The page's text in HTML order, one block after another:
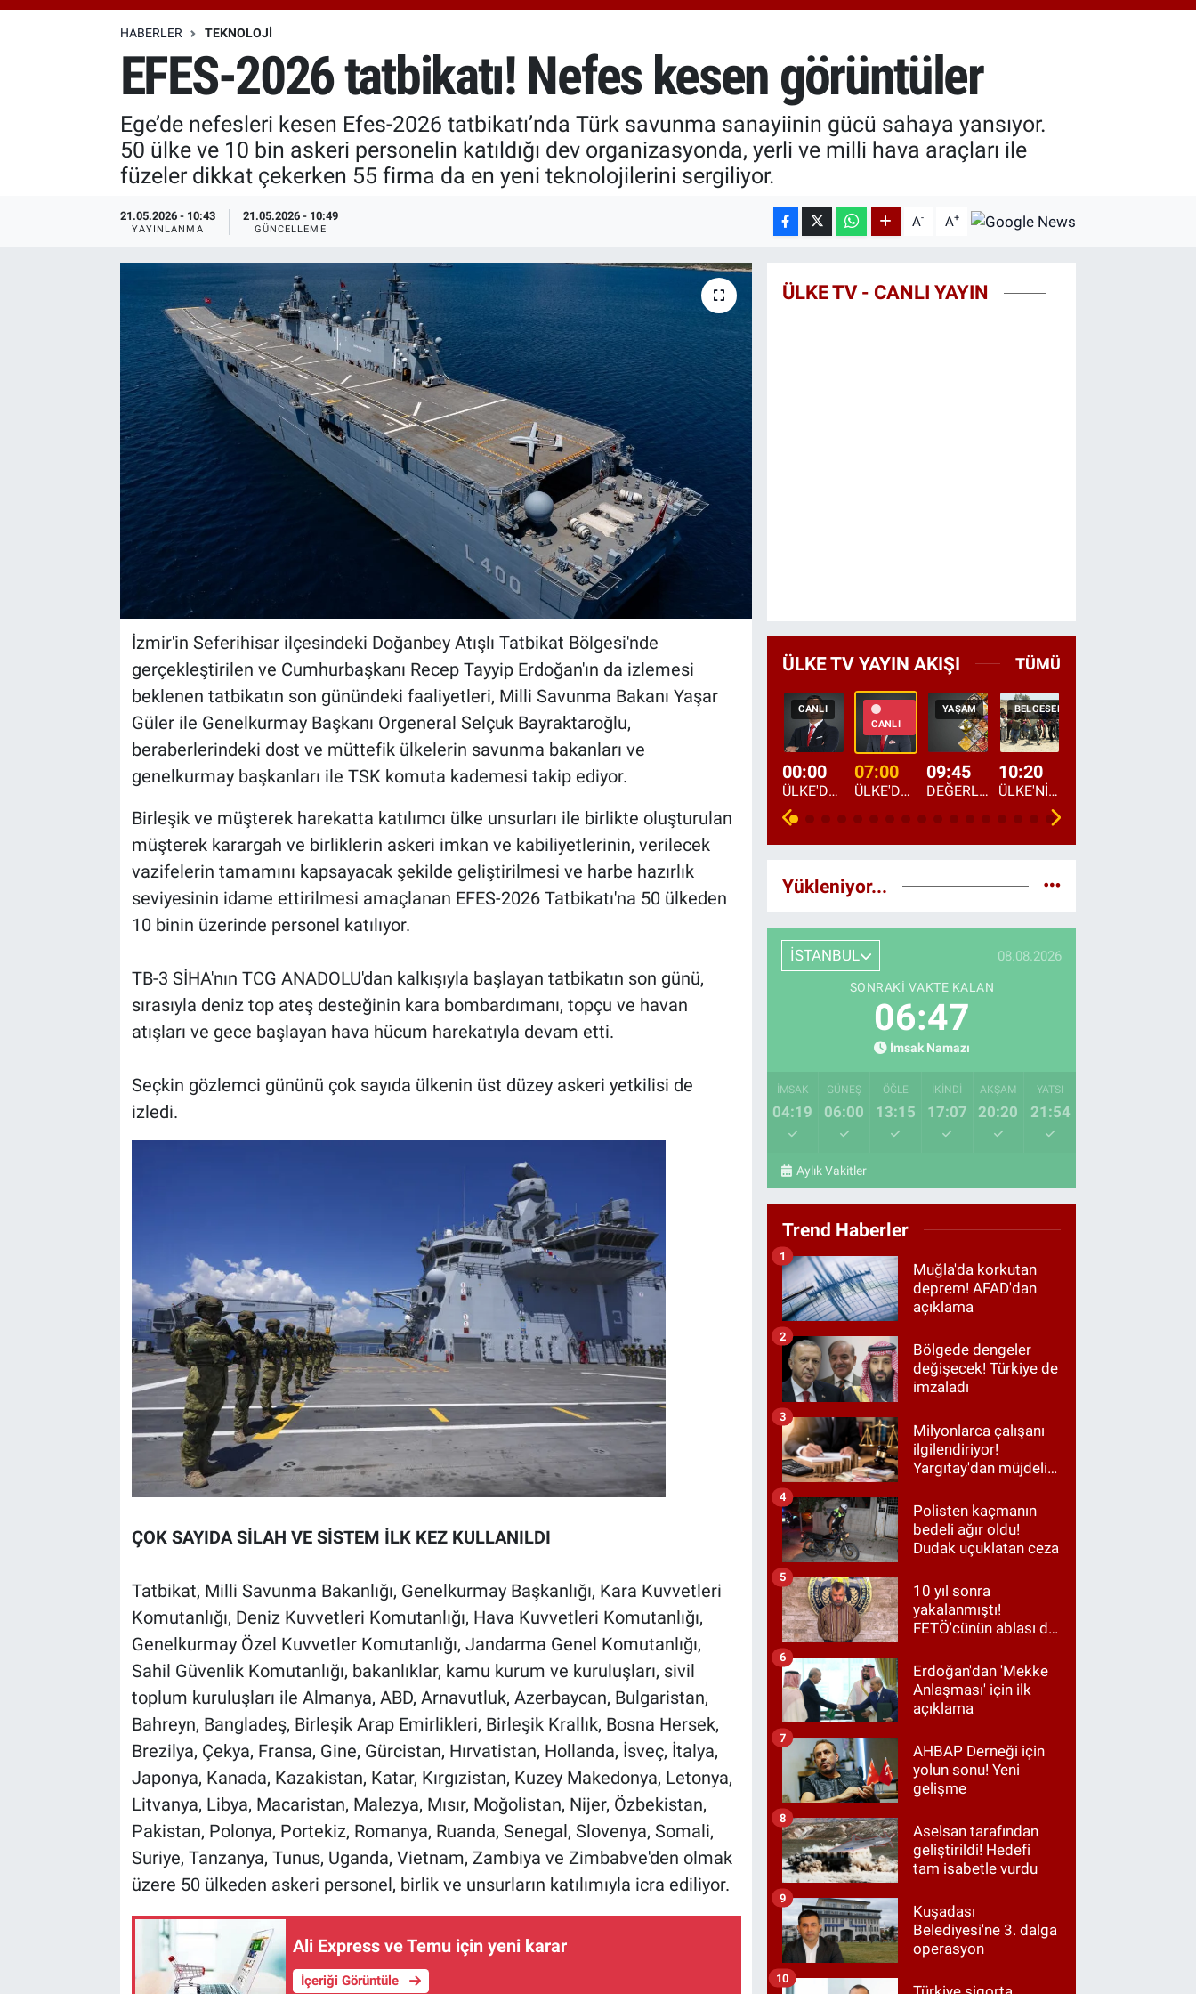
BİST100
13.779
%-14
HABERLER TEKNOLOJI
EFES-2026 tatbikatı! Nefes kesen görüntüler
Ege’de nefesleri kesen Efes-2026 tatbikatı’nda Türk savunma sanayiinin gücü sahaya yansıyor.
50 ülke ve 10 bin askeri personelin katıldığı dev organizasyonda, yerli ve milli hava araçları ile
füzeler dikkat çekerken 55 firma da en yeni teknolojilerini sergiliyor.
21.05.2026 - 10:43
YAYINLANMA
21.05.2026 - 10:49
GÜNCELLEME A- A+
İzmir'in Seferihisar ilçesindeki Doğanbey Atışlı Tatbikat Bölgesi'nde
gerçekleştirilen ve Cumhurbaşkanı Recep Tayyip Erdoğan'ın da izlemesi
beklenen tatbikatın son günündeki faaliyetleri, Milli Savunma Bakanı Yaşar
Güler ile Genelkurmay Başkanı Orgeneral Selçuk Bayraktaroğlu,
beraberlerindeki dost ve müttefik ülkelerin savunma bakanları ve
genelkurmay başkanları ile TSK komuta kademesi takip ediyor.
Birleşik ve müşterek harekatta katılımcı ülke unsurları ile birlikte oluşturulan
müşterek karargah ve birliklerin askeri imkan ve kabiliyetlerinin, verilecek
vazifelerin tamamını kapsayacak şekilde geliştirilmesi ve harbe hazırlık
seviyesinin idame ettirilmesi amaçlanan EFES-2026 Tatbikatı'na 50 ülkeden
10 binin üzerinde personel katılıyor.
TB-3 SİHA'nın TCG ANADOLU'dan kalkışıyla başlayan tatbikatın son günü,
sırasıyla deniz top ateş desteğinin kara bombardımanı, topçu ve havan
atışları ve gece başlayan hava hücum harekatıyla devam etti.
Seçkin gözlemci gününü çok sayıda ülkenin üst düzey askeri yetkilisi de
izledi.
ÇOK SAYIDA SİLAH VE SİSTEM İLK KEZ KULLANILDI
Tatbikat, Milli Savunma Bakanlığı, Genelkurmay Başkanlığı, Kara Kuvvetleri
Komutanlığı, Deniz Kuvvetleri Komutanlığı, Hava Kuvvetleri Komutanlığı,
Genelkurmay Özel Kuvvetler Komutanlığı, Jandarma Genel Komutanlığı,
Sahil Güvenlik Komutanlığı, bakanlıklar, kamu kurum ve kuruluşları, sivil
toplum kuruluşları ile Almanya, ABD, Arnavutluk, Azerbaycan, Bulgaristan,
Bahreyn, Bangladeş, Birleşik Arap Emirlikleri, Birleşik Krallık, Bosna Hersek,
Brezilya, Çekya, Fransa, Gine, Gürcistan, Hırvatistan, Hollanda, İsveç, İtalya,
Japonya, Kanada, Kazakistan, Katar, Kırgızistan, Kuzey Makedonya, Letonya,
Litvanya, Libya, Macaristan, Malezya, Mısır, Moğolistan, Nijer, Özbekistan,
Pakistan, Polonya, Portekiz, Romanya, Ruanda, Senegal, Slovenya, Somali,
Suriye, Tanzanya, Tunus, Uganda, Vietnam, Zambiya ve Zimbabve'den olmak
üzere 50 ülkeden askeri personel, birlik ve unsurların katılımıyla icra ediliyor.
Ali Express ve Temu için yeni karar
İçeriği Görüntüle
ÜLKE TV - CANLI YAYIN
ÜLKE TV YAYIN AKIŞI TÜMÜ
CANLI
00:00
ÜLKE'DE BU GECE
CANLI
07:00
ÜLKE'DE HAFTA SONU
YAŞAM
09:45
DEĞERLERİN DAVETİ
BELGESEL
10:20
ÜLKE'NİN ÇOCUKLARI
Yükleniyor...
İSTANBUL 08.08.2026
SONRAKI VAKTE KALAN
06:45
İmsak Namazı
İMSAK
04:19
GÜNEŞ
06:00
ÖĞLE
13:15
İKINDI
17:07
AKŞAM
20:20
YATSI
21:54
Aylık Vakitler
Trend Haberler
Muğla'da korkutan
deprem! AFAD'dan
açıklama
1
Bölgede dengeler
değişecek! Türkiye de
imzaladı
2
Milyonlarca çalışanı
ilgilendiriyor!
Yargıtay'dan müjdeli
3
Polisten kaçmanın
bedeli ağır oldu!
Dudak uçuklatan ceza
4
10 yıl sonra
yakalanmıştı!
FETÖ'cünün ablası da
5
Erdoğan'dan 'Mekke
Anlaşması' için ilk
açıklama
6
AHBAP Derneği için
yolun sonu! Yeni
gelişme
7
Aselsan tarafından
geliştirildi! Hedefi
tam isabetle vurdu
8
Kuşadası
Belediyesi'ne 3. dalga
operasyon
9
10
Özel Haberler
Özel Haberler
Erişim Bilgileri
Haber Arşivi